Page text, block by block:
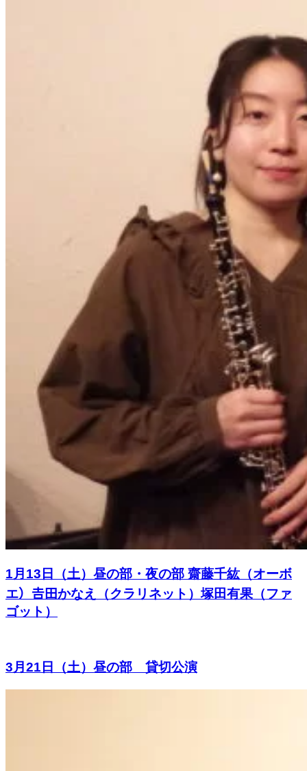
1月13日（土）昼の部・夜の部 齋藤千紘（オーボ
エ）𠮷田かなえ（クラリネット）塚田有果（ファ
ゴット）
3月21日（土）昼の部 貸切公演